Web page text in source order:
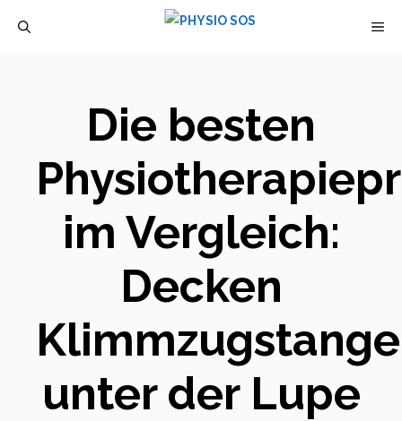
Die besten
im Vergleich:
Decken
Klimmzugstange
unter der Lupe